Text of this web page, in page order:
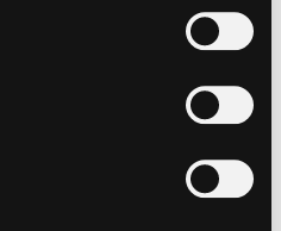
alla navigazione. Per
visione dell’informativa
cliccando qui.